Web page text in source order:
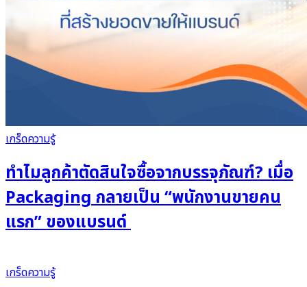
เกร็ดความรู้
ทำไมลูกค้าตัดสินใจซื้อจากบรรจุภัณฑ์? เมื่อ
Packaging กลายเป็น “พนักงานขายคน
แรก” ของแบรนด์
เกร็ดความรู้